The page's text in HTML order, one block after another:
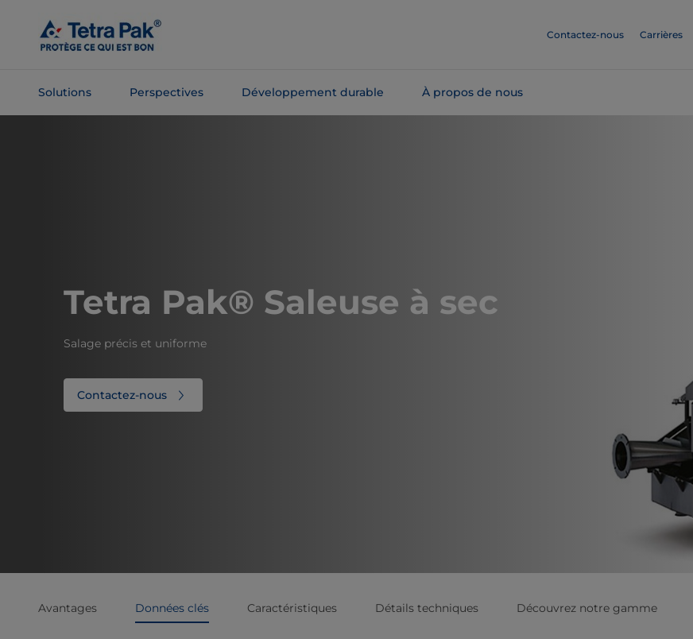
contenu
Contactez-nous Carrières
Solutions Perspectives Développement durable À propos de nous
Tetra Pak® Saleuse à sec
Salage précis et uniforme
Contactez-nous
Avantages Données clés Caractéristiques Détails techniques Découvrez notre gamme